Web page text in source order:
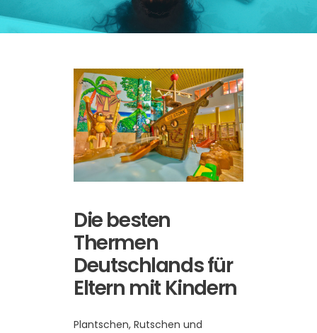
Die besten
Thermen
Deutschlands für
Eltern mit Kindern
Plantschen, Rutschen und